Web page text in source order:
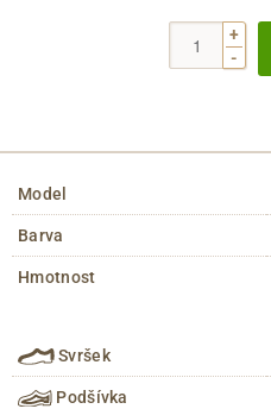
+
-
Model
Barva
Hmotnost
Svršek
Podšívka